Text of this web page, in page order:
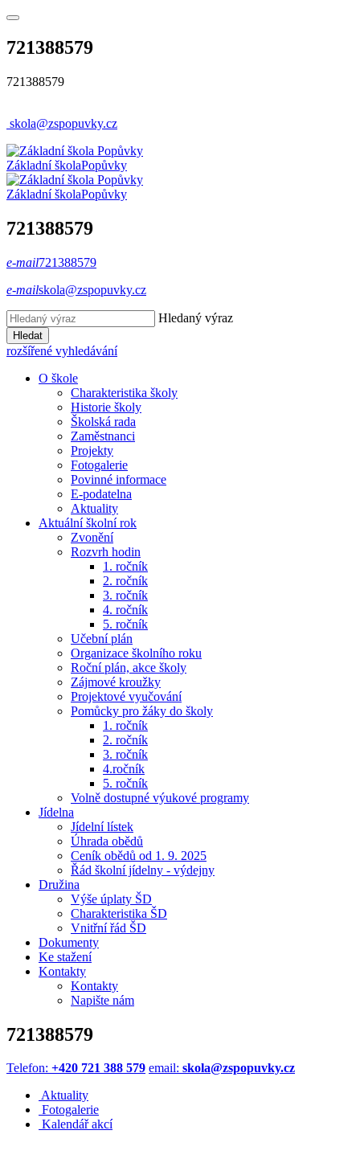
721388579
721388579
skola@zspopuvky.cz
Základní školaPopůvky
Základní školaPopůvky
721388579
e-mail721388579
e-mailskola@zspopuvky.cz
Hledaný výraz
Hledat
rozšířené vyhledávání
O škole
Charakteristika školy
Historie školy
Školská rada
Zaměstnanci
Projekty
Fotogalerie
Povinné informace
E-podatelna
Aktuality
Aktuální školní rok
Zvonění
Rozvrh hodin
1. ročník
2. ročník
3. ročník
4. ročník
5. ročník
Učební plán
Organizace školního roku
Roční plán, akce školy
Zájmové kroužky
Projektové vyučování
Pomůcky pro žáky do školy
1. ročník
2. ročník
3. ročník
4.ročník
5. ročník
Volně dostupné výukové programy
Jídelna
Jídelní lístek
Úhrada obědů
Ceník obědů od 1. 9. 2025
Řád školní jídelny - výdejny
Družina
Výše úplaty ŠD
Charakteristika ŠD
Vnitřní řád ŠD
Dokumenty
Ke stažení
Kontakty
Kontakty
Napište nám
721388579
Telefon: +420 721 388 579 email: skola@zspopuvky.cz
Aktuality
Fotogalerie
Kalendář akcí